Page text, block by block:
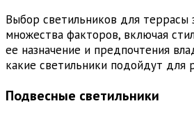
Выбор светильников для террасы
множества факторов, включая
ее назначение и предпочтения
какие светильники подойдут для
Подвесные светильники